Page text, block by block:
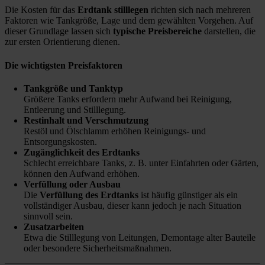
Die Kosten für das Erdtank stilllegen richten sich nach mehreren
Faktoren wie Tankgröße, Lage und dem gewählten Vorgehen. Auf
dieser Grundlage lassen sich typische Preisbereiche darstellen, die
zur ersten Orientierung dienen.
Die wichtigsten Preisfaktoren
Tankgröße und Tanktyp
Größere Tanks erfordern mehr Aufwand bei Reinigung,
Entleerung und Stilllegung.
Restinhalt und Verschmutzung
Restöl und Ölschlamm erhöhen Reinigungs- und
Entsorgungskosten.
Zugänglichkeit des Erdtanks
Schlecht erreichbare Tanks, z. B. unter Einfahrten oder Gärten,
können den Aufwand erhöhen.
Verfüllung oder Ausbau
Die Verfüllung des Erdtanks ist häufig günstiger als ein
vollständiger Ausbau, dieser kann jedoch je nach Situation
sinnvoll sein.
Zusatzarbeiten
Etwa die Stilllegung von Leitungen, Demontage alter Bauteile
oder besondere Sicherheitsmaßnahmen.